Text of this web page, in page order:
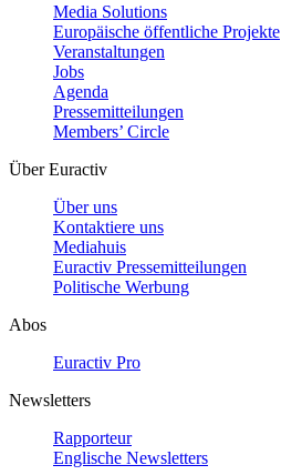
Media Solutions
Europäische öffentliche Projekte
Veranstaltungen
Jobs
Agenda
Pressemitteilungen
Members’ Circle
Über Euractiv
Über uns
Kontaktiere uns
Mediahuis
Euractiv Pressemitteilungen
Politische Werbung
Abos
Euractiv Pro
Newsletters
Rapporteur
Englische Newsletters